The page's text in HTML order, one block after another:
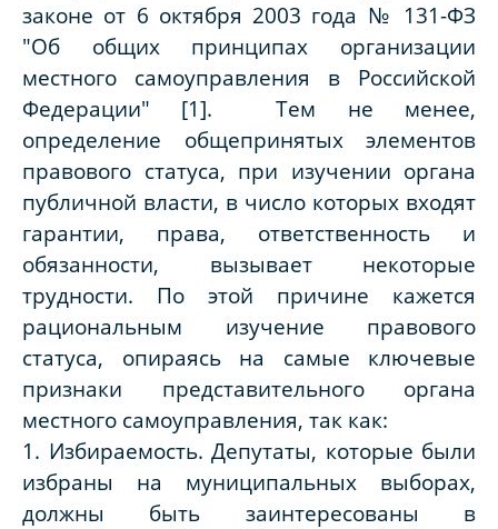
законе от 6 октября 2003 года № 131-ФЗ
"Об общих принципах организации
местного самоуправления в Российской
Федерации" [1]. Тем не менее,
определение общепринятых элементов
правового статуса, при изучении органа
публичной власти, в число которых входят
гарантии, права, ответственность и
обязанности, вызывает некоторые
трудности. По этой причине кажется
рациональным изучение правового
статуса, опираясь на самые ключевые
признаки представительного органа
местного самоуправления, так как:
1. Избираемость. Депутаты, которые были
избраны на муниципальных выборах,
должны быть заинтересованы в